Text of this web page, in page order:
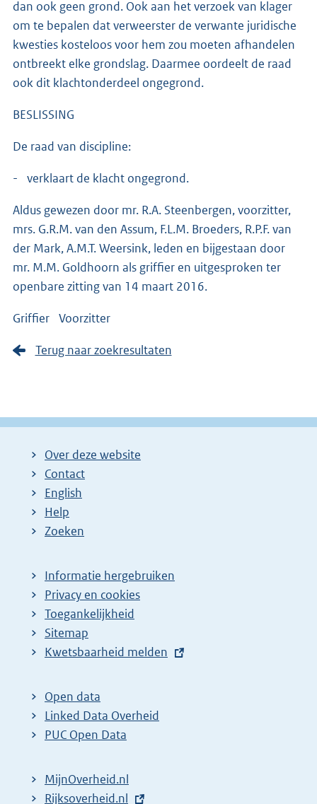
dan ook geen grond. Ook aan het verzoek van klager
om te bepalen dat verweerster de verwante juridische
kwesties kosteloos voor hem zou moeten afhandelen
ontbreekt elke grondslag. Daarmee oordeelt de raad
ook dit klachtonderdeel ongegrond.
BESLISSING
De raad van discipline:
- verklaart de klacht ongegrond.
Aldus gewezen door mr. R.A. Steenbergen, voorzitter,
mrs. G.R.M. van den Assum, F.L.M. Broeders, R.P.F. van
der Mark, A.M.T. Weersink, leden en bijgestaan door
mr. M.M. Goldhoorn als griffier en uitgesproken ter
openbare zitting van 14 maart 2016.
Griffier Voorzitter
Terug naar zoekresultaten
Over deze website
Contact
English
Help
Zoeken
Informatie hergebruiken
Privacy en cookies
Toegankelijkheid
Sitemap
E
t
e
r
l
Kwetsbaarheid melden
Open data
Linked Data Overheid
PUC Open Data
MijnOverheid.nl
E
Rijksoverheid.nl